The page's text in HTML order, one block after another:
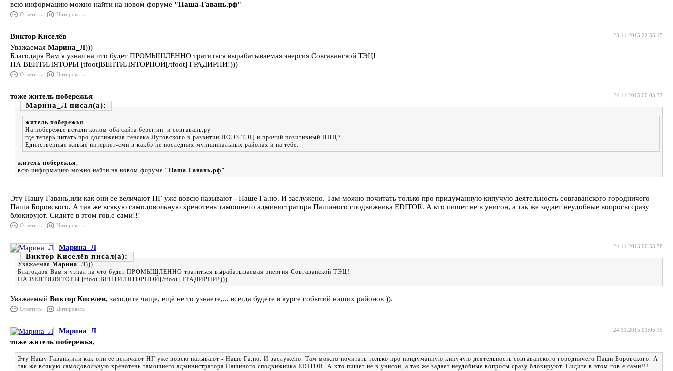
всю информацию можно найти на новом форуме "Наша-Гавань.рф"
Ответить Цитировать
23.11.2015 22:35:15
Виктор Киселёв
Уважаемая Марина_Л)))
Благодаря Вам я узнал на что будет ПРОМЫШЛЕННО тратиться вырабатываемая энергия Совгаванской ТЭЦ!
НА ВЕНТИЛЯТОРЫ [tfoot]ВЕНТИЛЯТОРНОЙ[/tfoot] ГРАДИРНИ!)))
Ответить Цитировать
24.11.2015 00:03:32
тоже житель побережья
Марина_Л
житель побережья
На побережье встали колом оба сайта берег.ин и совгавань.ру
где теперь читать про достижения генсека Луговского в развитии ПОЭЗ ТЭЦ и прочий позитивный ППЦ?
Единственные живые интернет-сми в какбэ не последних муниципальных районах и на тебе.
житель побережья,
всю информацию можно найти на новом форуме "Наша-Гавань.рф"
Эту Нашу Гавань,или как они ее величают НГ уже вовсю называют - Наше Га.но. И заслужено. Там можно почитать только про придуманную кипучую деятельность совгаванского городничего
Паши Боровского. А так же всякую самодовольную хренотень тамошнего администратора Пашиного сподвижника EDITOR. А кто пишет не в унисон, а так же задает неудобные вопросы сразу
блокируют. Сидите в этом гов.е сами!!!
Ответить Цитировать
24.11.2015 00:53:38
Марина_Л
Виктор Киселёв
Уважаемая Марина_Л)))
Благодаря Вам я узнал на что будет ПРОМЫШЛЕННО тратиться вырабатываемая энергия Совгаванской ТЭЦ!
НА ВЕНТИЛЯТОРЫ [tfoot]ВЕНТИЛЯТОРНОЙ[/tfoot] ГРАДИРНИ!)))
Уважаемый Виктор Киселев, заходите чаще, ещё не то узнаете,... всегда будете в курсе событий наших районов )).
Ответить Цитировать
24.11.2015 01:05:35
Марина_Л
тоже житель побережья,
Эту Нашу Гавань,или как они ее величают НГ уже вовсю называют - Наше Га.но. И заслужено. Там можно почитать только про придуманную кипучую деятельность совгаванского городничего Паши Боровского. А
так же всякую самодовольную хренотень тамошнего администратора Пашиного сподвижника EDITOR. А кто пишет не в унисон, а так же задает неудобные вопросы сразу блокируют. Сидите в этом гов.е сами!!!